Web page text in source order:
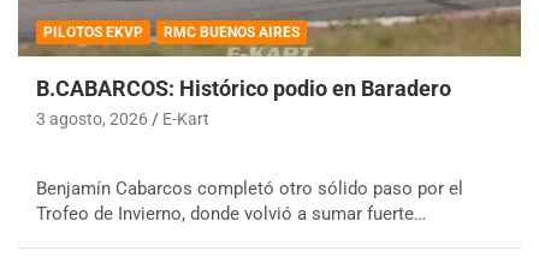
PILOTOS EKVP RMC BUENOS AIRES
B.CABARCOS: Histórico podio en Baradero
3 agosto, 2026 E-Kart
Benjamín Cabarcos completó otro sólido paso por el
Trofeo de Invierno, donde volvió a sumar fuerte…